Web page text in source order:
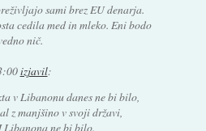
sami brez EU denarja.
cedila med in mleko. Eni bodo
nič.
izjavil:
v Libanonu danes ne bi bilo,
z manjšino v svoji državi,
Libanona ne bi bilo.